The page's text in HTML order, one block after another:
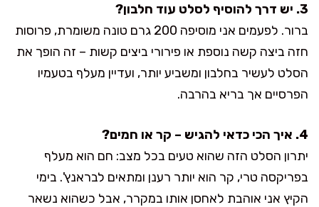
3. יש דרך להוסיף לסלט עוד חלבון?
ברור. לפעמים אני מוסיפה 200 גרם טונה משומרת, פרוסות
חזה ביצה קשה נוספת או פירורי ביצים קשות – זה הופך את
הסלט לעשיר בחלבון ומשביע יותר, ועדיין מעלף בטעמיו
הפרסיים אך בריא בהרבה.
4. איך הכי כדאי להגיש – קר או חמים?
יתרון הסלט הזה שהוא טעים בכל מצב: חם הוא מעלף
בפריקסה טרי, קר הוא יותר רענן ומתאים לבראנץ'. בימי
הקיץ אני אוהבת לאחסן אותו במקרר, אבל כשהוא נשאר